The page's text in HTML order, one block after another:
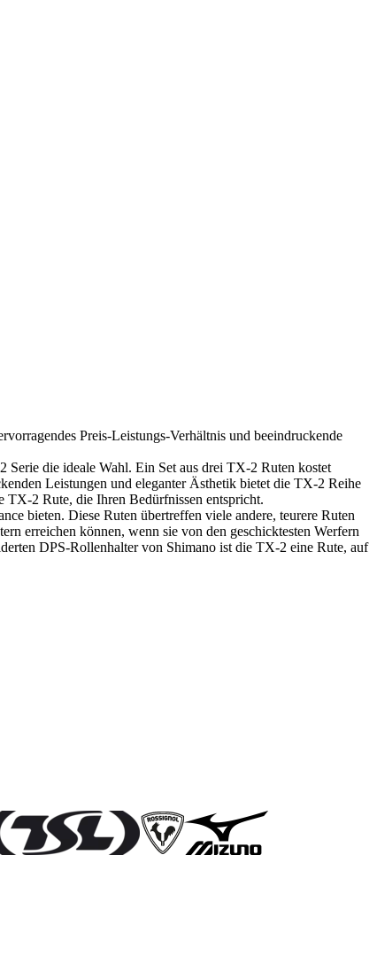
Preis-Leistungs-Verhältnis und beeindruckende
die ideale Wahl. Ein Set aus drei TX-2 Ruten kostet
Leistungen und eleganter Ästhetik bietet die TX-2 Reihe
TX-2 Rute, die Ihren Bedürfnissen entspricht.
bieten. Diese Ruten übertreffen viele andere, teurere Ruten
erreichen können, wenn sie von den geschicktesten Werfern
DPS-Rollenhalter von Shimano ist die TX-2 eine Rute, auf